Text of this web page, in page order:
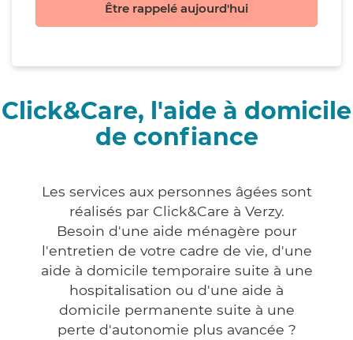
Être rappelé aujourd'hui
Click&Care, l'aide à domicile
de confiance
Les services aux personnes âgées sont
réalisés par Click&Care à Verzy.
Besoin d'une aide ménagère pour
l'entretien de votre cadre de vie, d'une
aide à domicile temporaire suite à une
hospitalisation ou d'une aide à
domicile permanente suite à une
perte d'autonomie plus avancée ?